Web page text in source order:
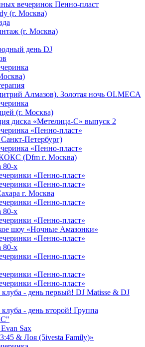
вечеринок Пенно-пласт
(г. Москва)
(г. Москва)
день DJ
Алмазов). Золотая ночь OLMECA
(г. Москва)
диска «Метелица-С» выпуск 2
«Пенно-пласт»
Петербург)
«Пенно-пласт»
(Dfm г. Москва)
80-х
«Пенно-пласт»
«Пенно-пласт»
г. Москва
«Пенно-пласт»
80-х
«Пенно-пласт»
шоу «Ночные Амазонки»
«Пенно-пласт»
80-х
«Пенно-пласт»
«Пенно-пласт»
«Пенно-пласт»
- день первый! DJ Matisse & DJ
- день второй! Группа
Sax
& Лоя (5ivesta Family)»